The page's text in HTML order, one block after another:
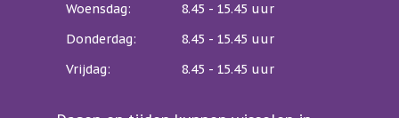
Woensdag:
8.45 - 15.45 uur
Donderdag:
8.45 - 15.45 uur
Vrijdag:
8.45 - 15.45 uur